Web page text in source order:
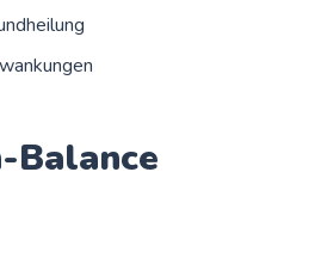
Balance